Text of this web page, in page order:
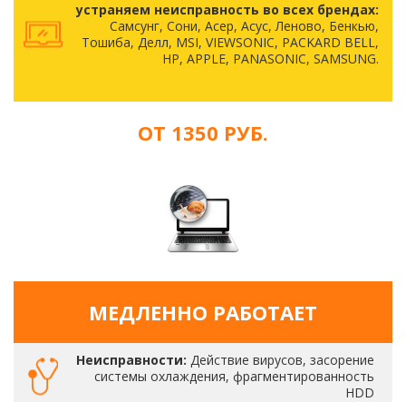
устраняем неисправность во всех брендах:
Самсунг, Сони, Асер, Асус, Леново, Бенкью,
Тошиба, Делл, MSI, VIEWSONIC, PACKARD BELL,
HP, APPLE, PANASONIC, SAMSUNG.
ОТ 1350 РУБ.
МЕДЛЕННО РАБОТАЕТ
Неисправности: Действие вирусов, засорение
системы охлаждения, фрагментированность
HDD